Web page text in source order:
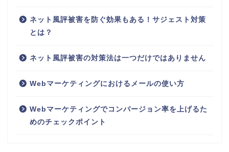
ネット風評被害を防ぐ効果もある！サジェスト対策
とは？
ネット風評被害の対策法は一つだけではありません
Webマーケティングにおけるメールの使い方
Webマーケティングでコンバージョン率を上げるた
めのチェックポイント